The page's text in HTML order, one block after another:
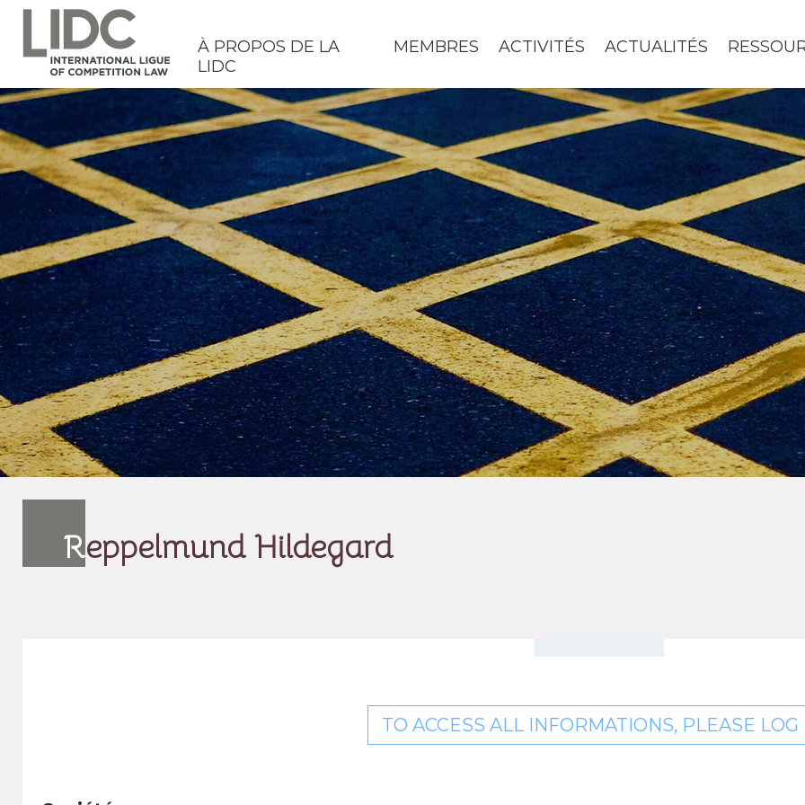
À PROPOS DE LA
LIDC
MEMBRES ACTIVITÉS ACTUALITÉS
Reppelmund Hildegard
TO ACCESS ALL INFORMATIONS, PLEASE LOG